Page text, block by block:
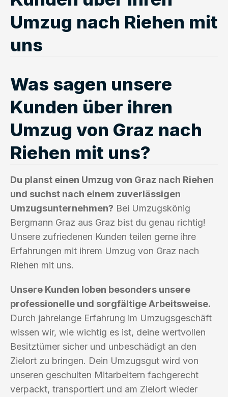
Umzug nach Riehen mit
uns
Was sagen unsere
Kunden über ihren
Umzug von Graz nach
Riehen mit uns?
Du planst einen Umzug von Graz nach Riehen
und suchst nach einem zuverlässigen
Umzugsunternehmen? Bei Umzugskönig
Bergmann Graz aus Graz bist du genau richtig!
Unsere zufriedenen Kunden teilen gerne ihre
Erfahrungen mit ihrem Umzug von Graz nach
Riehen mit uns.
Unsere Kunden loben besonders unsere
professionelle und sorgfältige Arbeitsweise.
Durch jahrelange Erfahrung im Umzugsgeschäft
wissen wir, wie wichtig es ist, deine wertvollen
Besitztümer sicher und unbeschädigt an den
Zielort zu bringen. Dein Umzugsgut wird von
unseren geschulten Mitarbeitern fachgerecht
verpackt, transportiert und am Zielort wieder